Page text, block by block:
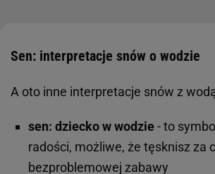
Sen: interpretacje snów o wodzie
A oto inne interpretacje snów z
sen: dziecko w wodzie- to
radości, możliwe, że tęsknisz za
bezproblemowej zabawy